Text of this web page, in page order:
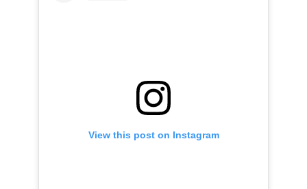
View this post on Instagram